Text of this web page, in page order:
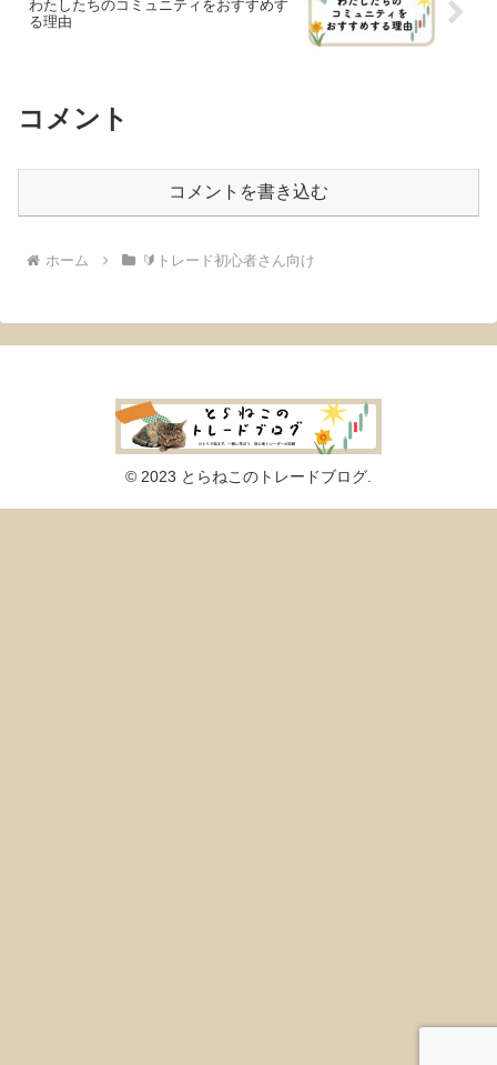
わたしたちのコミュニティをおすすめす
る理由
コメント
コメントを書き込む
ホーム 🔰トレード初心者さん向け
© 2023 とらねこのトレードブログ.